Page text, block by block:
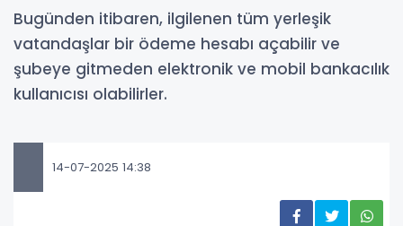
Bugünden itibaren, ilgilenen tüm yerleşik
vatandaşlar bir ödeme hesabı açabilir ve
şubeye gitmeden elektronik ve mobil bankacılık
kullanıcısı olabilirler.
14-07-2025 14:38